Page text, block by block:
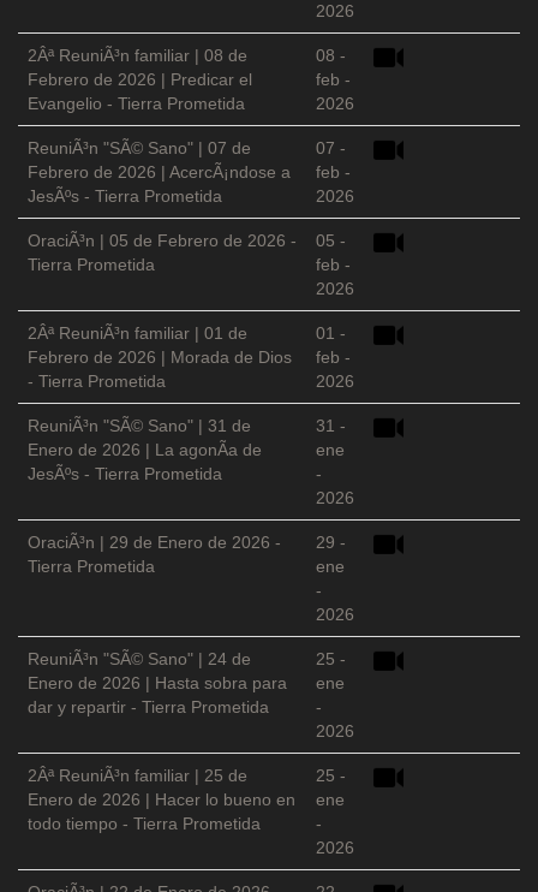
2026
2Âª ReuniÃ³n familiar | 08 de
Febrero de 2026 | Predicar el
Evangelio - Tierra Prometida
08 -
feb -
2026
ReuniÃ³n "SÃ© Sano" | 07 de
Febrero de 2026 | AcercÃ¡ndose a
JesÃºs - Tierra Prometida
07 -
feb -
2026
OraciÃ³n | 05 de Febrero de 2026 -
Tierra Prometida
05 -
feb -
2026
2Âª ReuniÃ³n familiar | 01 de
Febrero de 2026 | Morada de Dios
- Tierra Prometida
01 -
feb -
2026
ReuniÃ³n "SÃ© Sano" | 31 de
Enero de 2026 | La agonÃ­a de
JesÃºs - Tierra Prometida
31 -
ene
-
2026
OraciÃ³n | 29 de Enero de 2026 -
Tierra Prometida
29 -
ene
-
2026
ReuniÃ³n "SÃ© Sano" | 24 de
Enero de 2026 | Hasta sobra para
dar y repartir - Tierra Prometida
25 -
ene
-
2026
2Âª ReuniÃ³n familiar | 25 de
Enero de 2026 | Hacer lo bueno en
todo tiempo - Tierra Prometida
25 -
ene
-
2026